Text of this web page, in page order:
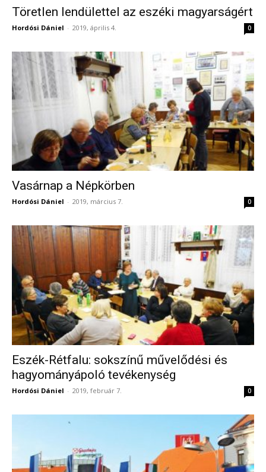
Töretlen lendülettel az eszéki magyarságért
Hordósi Dániel - 2019, április 4. 0
Vasárnap a Népkörben
Hordósi Dániel - 2019, március 7. 0
Eszék-Rétfalu: sokszínű művelődési és
hagyományápoló tevékenység
Hordósi Dániel - 2019, február 7. 0